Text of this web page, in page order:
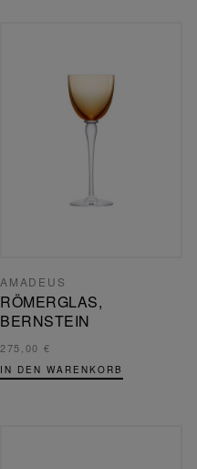
AMADEUS
RÖMERGLAS,
BERNSTEIN
275,00 €
IN DEN WARENKORB